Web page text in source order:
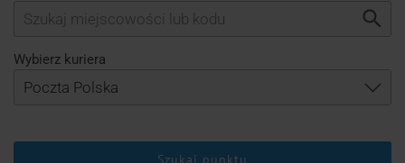
Wybierz kuriera
Szukaj punktu